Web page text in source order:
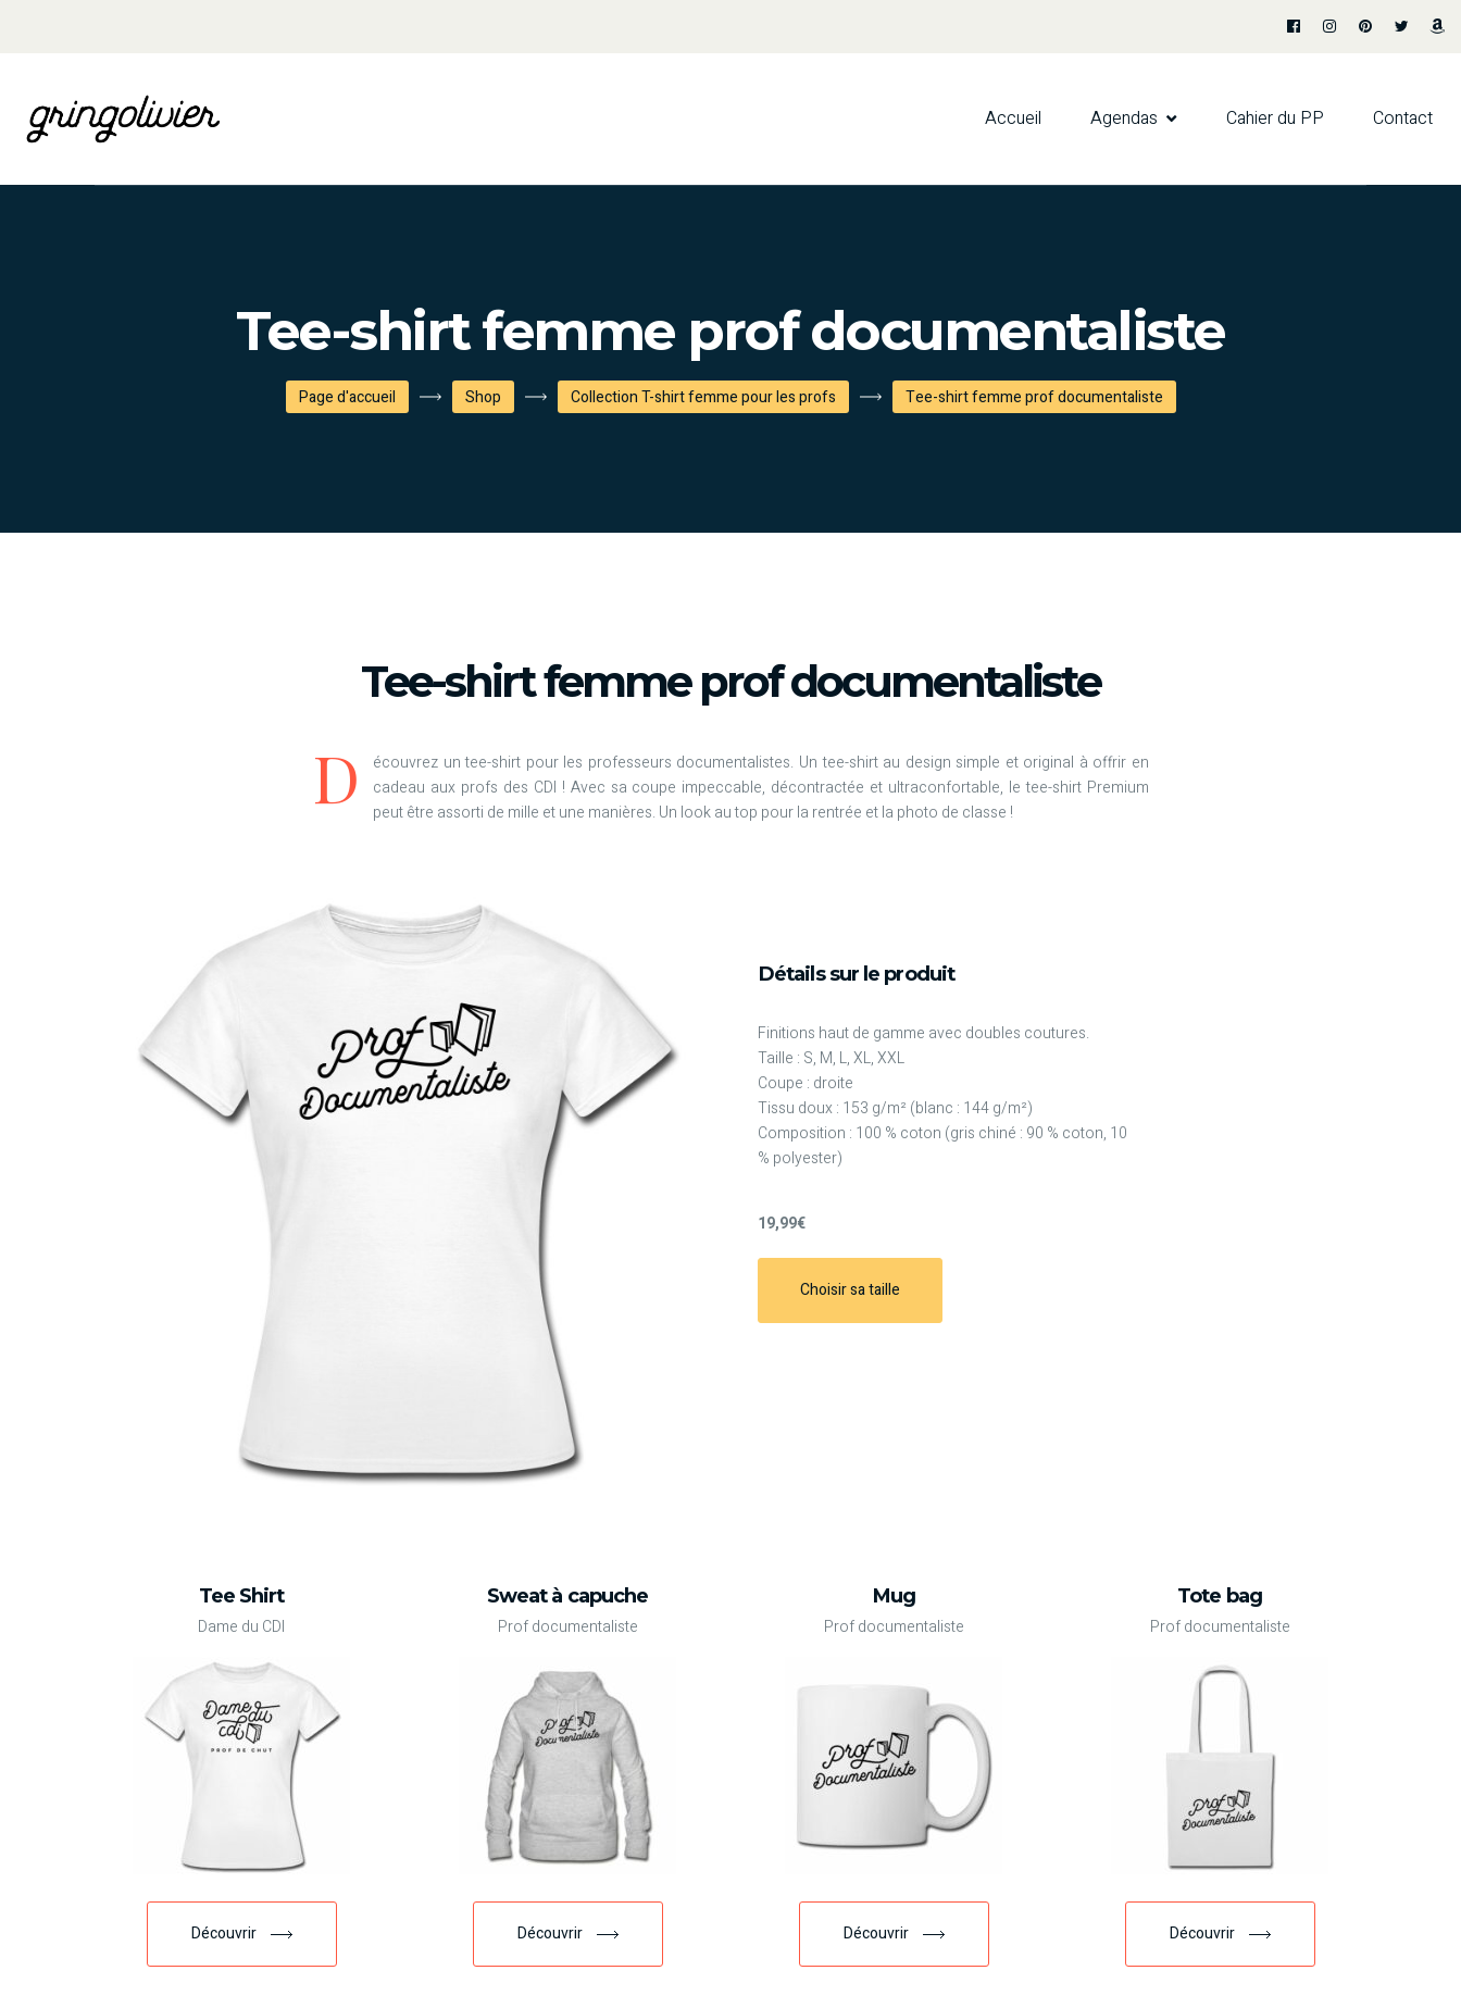
Accueil Agendas Cahier du PP Contact
Tee-shirt femme prof documentaliste
Page d'accueil Shop Collection T-shirt femme pour les profs Tee-shirt femme prof documentaliste
Tee-shirt femme prof documentaliste
D
écouvrez un tee-shirt pour les professeurs documentalistes. Un tee-shirt au design simple et original à offrir en
cadeau aux profs des CDI ! Avec sa coupe impeccable, décontractée et ultraconfortable, le tee-shirt Premium
peut être assorti de mille et une manières. Un look au top pour la rentrée et la photo de classe !
Détails sur le produit
Finitions haut de gamme avec doubles coutures.
Taille : S, M, L, XL, XXL
Coupe : droite
Tissu doux : 153 g/m² (blanc : 144 g/m²)
Composition : 100 % coton (gris chiné : 90 % coton, 10
% polyester)
19,99€
Choisir sa taille
Tee Shirt
Dame du CDI
Découvrir
Sweat à capuche
Prof documentaliste
Découvrir
Mug
Prof documentaliste
Découvrir
Tote bag
Prof documentaliste
Découvrir